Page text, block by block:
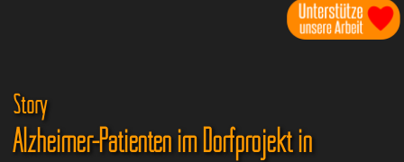
Story
Alzheimer-Patienten im Dorfprojekt in